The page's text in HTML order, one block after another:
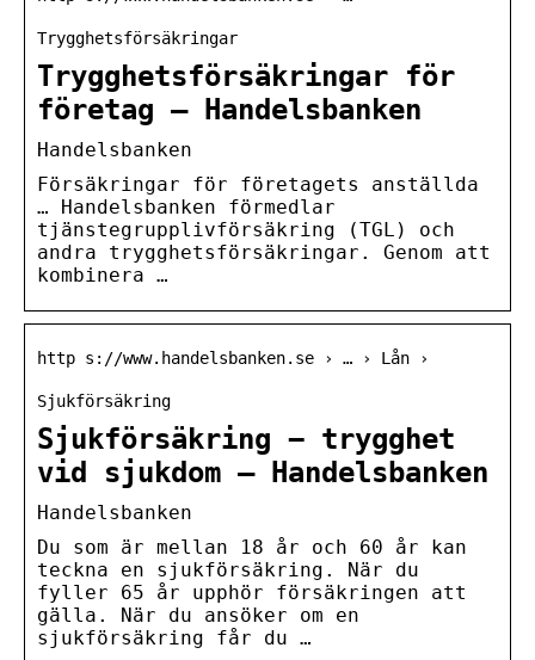
Trygghetsförsäkringar
Trygghetsförsäkringar för
företag – Handelsbanken
Handelsbanken
Försäkringar för företagets anställda
… Handelsbanken förmedlar
tjänstegrupplivförsäkring (TGL) och
andra trygghetsförsäkringar. Genom att
kombinera …
http s://www.handelsbanken.se › … › Lån ›
Sjukförsäkring
Sjukförsäkring − trygghet
vid sjukdom – Handelsbanken
Handelsbanken
Du som är mellan 18 år och 60 år kan
teckna en sjukförsäkring. När du
fyller 65 år upphör försäkringen att
gälla. När du ansöker om en
sjukförsäkring får du …